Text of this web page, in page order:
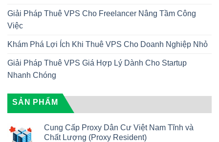
Giải Pháp Thuê VPS Cho Freelancer Nâng Tầm Công
Việc
Khám Phá Lợi Ích Khi Thuê VPS Cho Doanh Nghiệp Nhỏ
Giải Pháp Thuê VPS Giá Hợp Lý Dành Cho Startup
Nhanh Chóng
SẢN PHẨM
Cung Cấp Proxy Dân Cư Việt Nam Tĩnh và
Chất Lượng (Proxy Resident)